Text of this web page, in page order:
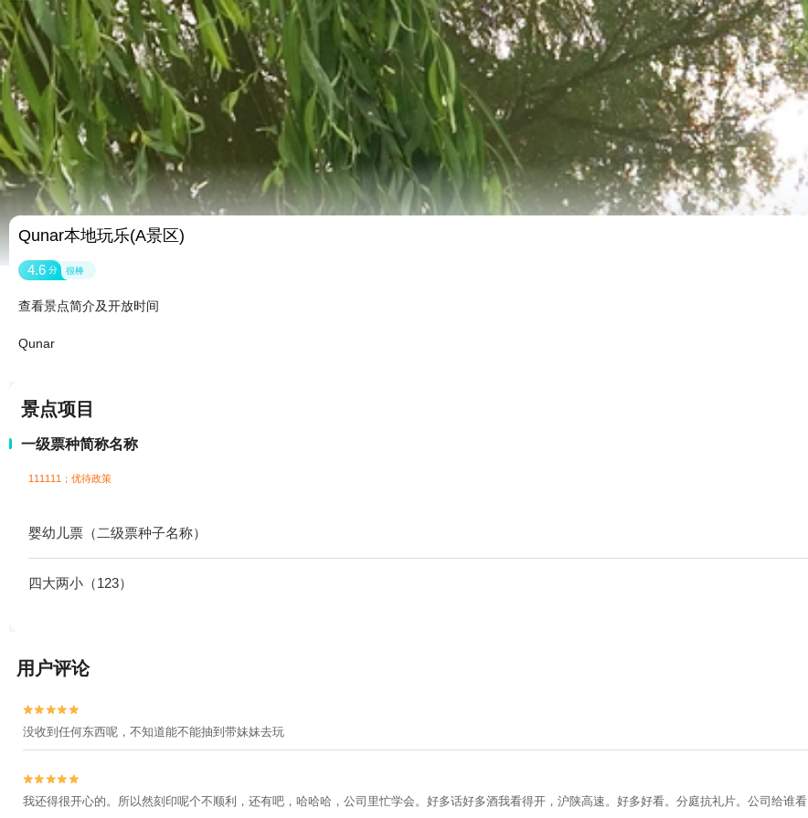
Qunar本地玩乐(A景区)
4.6 分 很棒
查看景点简介及开放时间
Qunar
景点项目
一级票种简称名称
111111； 优待政策
婴幼儿票（二级票种子名称）
四大两小（123）
用户评论


没收到任何东西呢，不知道能不能抽到带妹妹去玩


我还得很开心的。所以然刻印呢个不顺利，还有吧，哈哈哈，公司里忙学会。好多话好多酒我看得开，沪陕高速。好多好看。分庭抗礼片。公司给谁看